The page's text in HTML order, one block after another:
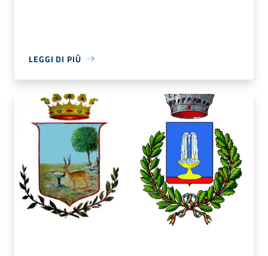
LEGGI DI PIÙ